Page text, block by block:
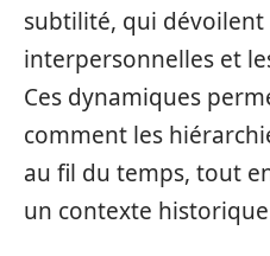
subtilité, qui
interpersonnelles et
Ces dynamiques
comment les
au fil du temps, tout
un contexte